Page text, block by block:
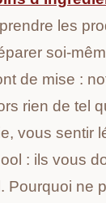
les
soi-
de mise :
rien de tel
vous sentir
: ils vous
Pourquoi ne